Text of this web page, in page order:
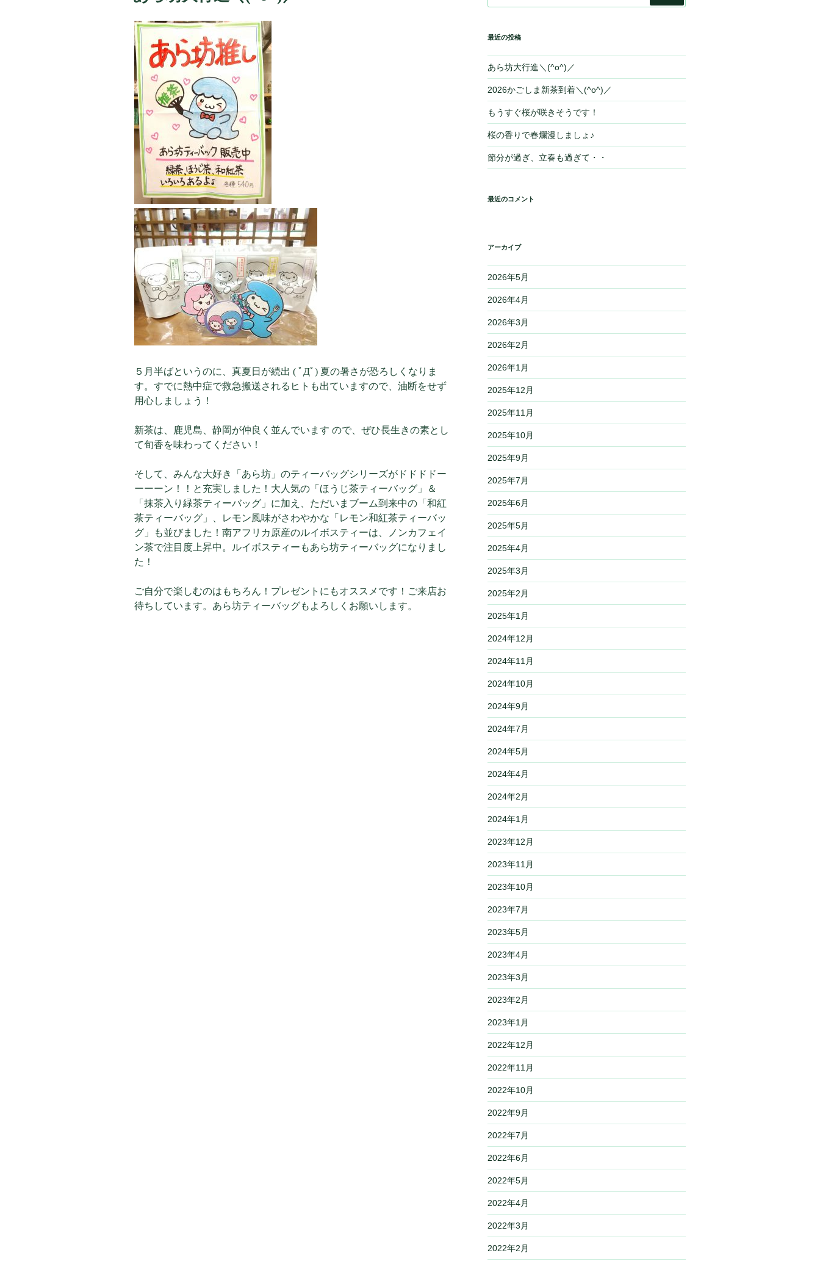
５月半ばというのに、真夏日が続出 ( ﾟДﾟ) 夏の暑さが恐ろしくなりま
す。すでに熱中症で救急搬送されるヒトも出ていますので、油断をせず
用心しましょう！
新茶は、鹿児島、静岡が仲良く並んでいます ので、ぜひ長生きの素とし
て旬香を味わってください！
そして、みんな大好き「あら坊」のティーバッグシリーズがドドドドー
ーーーン！！と充実しました！大人気の「ほうじ茶ティーバッグ」＆
「抹茶入り緑茶ティーバッグ」に加え、ただいまブーム到来中の「和紅
茶ティーバッグ」、レモン風味がさわやかな「レモン和紅茶ティーバッ
グ」も並びました！南アフリカ原産のルイボスティーは、ノンカフェイ
ン茶で注目度上昇中。ルイボスティーもあら坊ティーバッグになりまし
た！
ご自分で楽しむのはもちろん！プレゼントにもオススメです！ご来店お
待ちしています。あら坊ティーバッグもよろしくお願いします。
索
最近の投稿
あら坊大行進＼(^o^)／
2026かごしま新茶到着＼(^o^)／
もうすぐ桜が咲きそうです！
桜の香りで春爛漫しましょ♪
節分が過ぎ、立春も過ぎて・・
最近のコメント
アーカイブ
2026年5月
2026年4月
2026年3月
2026年2月
2026年1月
2025年12月
2025年11月
2025年10月
2025年9月
2025年7月
2025年6月
2025年5月
2025年4月
2025年3月
2025年2月
2025年1月
2024年12月
2024年11月
2024年10月
2024年9月
2024年7月
2024年5月
2024年4月
2024年2月
2024年1月
2023年12月
2023年11月
2023年10月
2023年7月
2023年5月
2023年4月
2023年3月
2023年2月
2023年1月
2022年12月
2022年11月
2022年10月
2022年9月
2022年7月
2022年6月
2022年5月
2022年4月
2022年3月
2022年2月